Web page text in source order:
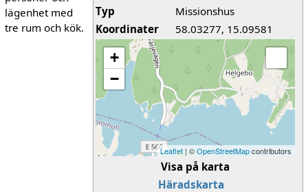
Typ
Missionshus
Koordinater
58.03277, 15.09581
+
−
Leaflet | ©OpenStreetMapcontributors
Visa på karta
Häradskarta
lägenhet med
tre rum och kök.